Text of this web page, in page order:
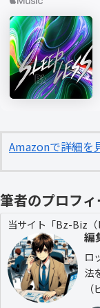
Amazonで詳細を
筆者のプロフ
当サイト「Bz-Biz
編
ロ
法